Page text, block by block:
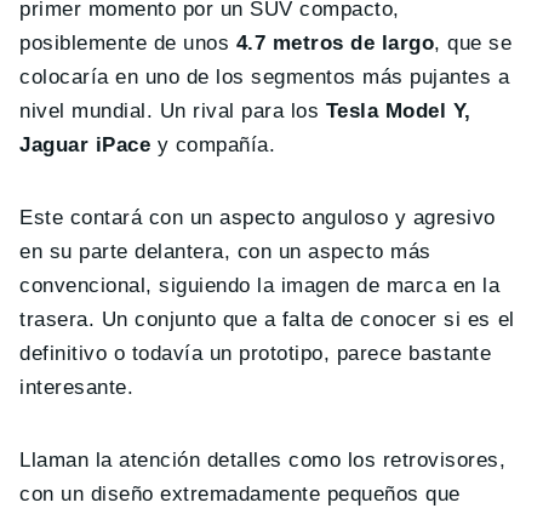
primer momento por un SUV compacto,
posiblemente de unos 4.7 metros de largo, que se
colocaría en uno de los segmentos más pujantes a
nivel mundial. Un rival para los Tesla Model Y,
Jaguar iPace y compañía.
Este contará con un aspecto anguloso y agresivo
en su parte delantera, con un aspecto más
convencional, siguiendo la imagen de marca en la
trasera. Un conjunto que a falta de conocer si es el
definitivo o todavía un prototipo, parece bastante
interesante.
Llaman la atención detalles como los retrovisores,
con un diseño extremadamente pequeños que